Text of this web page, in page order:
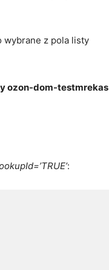
wybrane z pola listy
ozon-dom-testmrekas
: